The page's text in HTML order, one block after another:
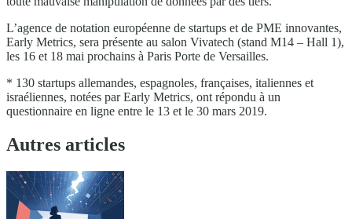
L’agence de notation européenne de startups et de PME innovantes,
Early Metrics, sera présente au salon Vivatech (stand M14 – Hall 1),
les 16 et 18 mai prochains à Paris Porte de Versailles.
* 130 startups allemandes, espagnoles, françaises, italiennes et
israéliennes, notées par Early Metrics, ont répondu à un
questionnaire en ligne entre le 13 et le 30 mars 2019.
Autres articles